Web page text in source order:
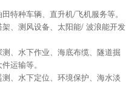
特种车辆、直升机/飞机服务等。
、测风设备、太阳能/ 波浪能开发
、水下作业、海底布缆、隧道掘
运输等。
、水下定位、环境保护、海水淡